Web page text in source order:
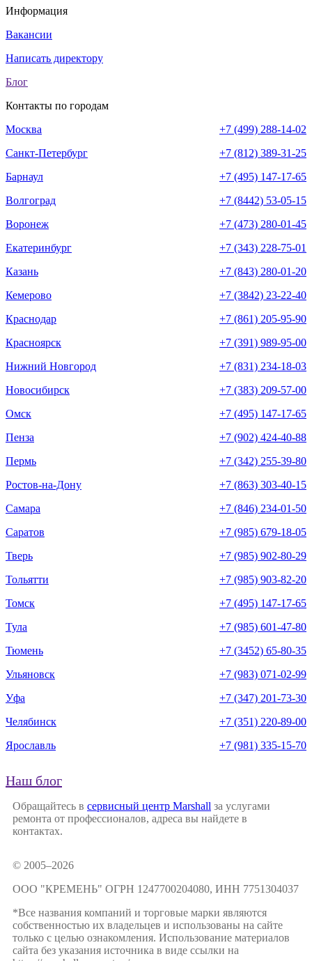
Информация
Вакансии
Написать директору
Блог
Контакты по городам
Москва
+7 (499) 288-14-02
Санкт-Петербург
+7 (812) 389-31-25
Барнаул
+7 (495) 147-17-65
Волгоград
+7 (8442) 53-05-15
Воронеж
+7 (473) 280-01-45
Екатеринбург
+7 (343) 228-75-01
Казань
+7 (843) 280-01-20
Кемерово
+7 (3842) 23-22-40
Краснодар
+7 (861) 205-95-90
Красноярск
+7 (391) 989-95-00
Нижний Новгород
+7 (831) 234-18-03
Новосибирск
+7 (383) 209-57-00
Омск
+7 (495) 147-17-65
Пенза
+7 (902) 424-40-88
Пермь
+7 (342) 255-39-80
Ростов-на-Дону
+7 (863) 303-40-15
Самара
+7 (846) 234-01-50
Саратов
+7 (985) 679-18-05
Тверь
+7 (985) 902-80-29
Тольятти
+7 (985) 903-82-20
Томск
+7 (495) 147-17-65
Тула
+7 (985) 601-47-80
Тюмень
+7 (3452) 65-80-35
Ульяновск
+7 (983) 071-02-99
Уфа
+7 (347) 201-73-30
Челябинск
+7 (351) 220-89-00
Ярославль
+7 (981) 335-15-70
Наш блог
Обращайтесь в сервисный центр Marshall за услугами
ремонта от профессионалов, адреса вы найдете в
контактах.
© 2005–2026
ООО "КРЕМЕНЬ" ОГРН 1247700204080, ИНН 7751304037
*Все названия компаний и торговые марки являются
собственностью их владельцев и использованы на сайте
только с целью ознакомления. Использование материалов
сайта без указания источника в виде ссылки на